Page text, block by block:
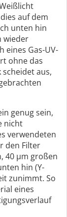
auf dem
unten hin
wieder
eines Gas-UV-
ohne das
aus,
genug sein,
nicht
verwendeten
den Filter
40 µm großen
hin (Y-
zunimmt. So
eines